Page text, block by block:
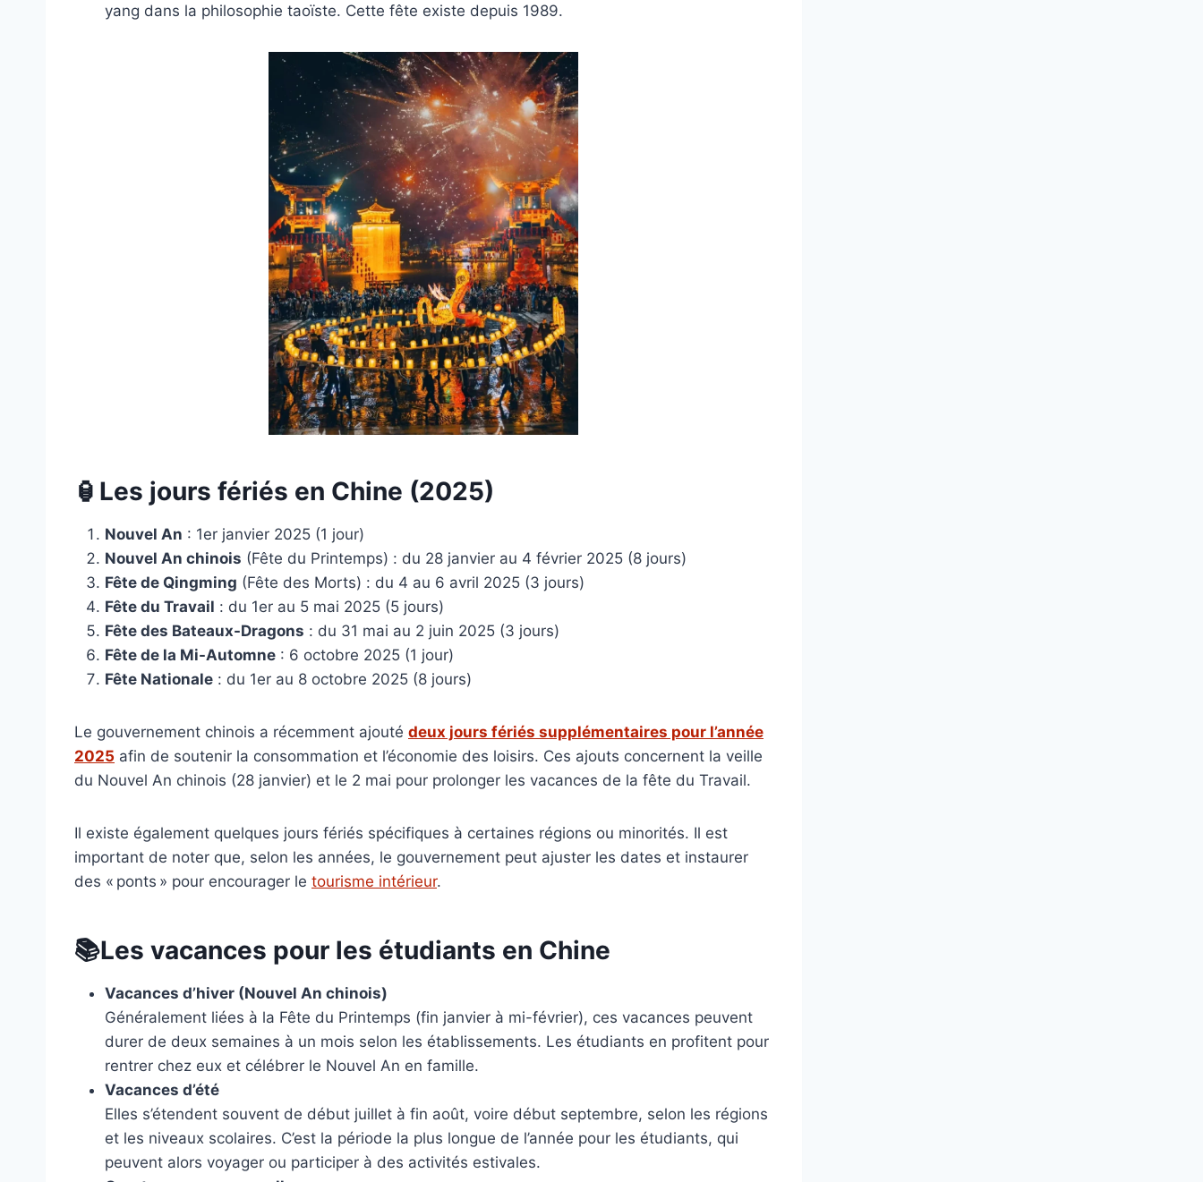
yang dans la philosophie taoïste. Cette fête existe depuis 1989.
🏮Les jours fériés en Chine (2025)
Nouvel An : 1er janvier 2025 (1 jour)
Nouvel An chinois (Fête du Printemps) : du 28 janvier au 4 février 2025 (8 jours)
Fête de Qingming (Fête des Morts) : du 4 au 6 avril 2025 (3 jours)
Fête du Travail : du 1er au 5 mai 2025 (5 jours)
Fête des Bateaux-Dragons : du 31 mai au 2 juin 2025 (3 jours)
Fête de la Mi-Automne : 6 octobre 2025 (1 jour)
Fête Nationale : du 1er au 8 octobre 2025 (8 jours)
Le gouvernement chinois a récemment ajouté deux jours fériés supplémentaires pour l’année
2025 afin de soutenir la consommation et l’économie des loisirs. Ces ajouts concernent la veille
du Nouvel An chinois (28 janvier) et le 2 mai pour prolonger les vacances de la fête du Travail.
Il existe également quelques jours fériés spécifiques à certaines régions ou minorités. Il est
important de noter que, selon les années, le gouvernement peut ajuster les dates et instaurer
des « ponts » pour encourager le tourisme intérieur.
📚Les vacances pour les étudiants en Chine
Vacances d’hiver (Nouvel An chinois)
Généralement liées à la Fête du Printemps (fin janvier à mi-février), ces vacances peuvent
durer de deux semaines à un mois selon les établissements. Les étudiants en profitent pour
rentrer chez eux et célébrer le Nouvel An en famille.
Vacances d’été
Elles s’étendent souvent de début juillet à fin août, voire début septembre, selon les régions
et les niveaux scolaires. C’est la période la plus longue de l’année pour les étudiants, qui
peuvent alors voyager ou participer à des activités estivales.